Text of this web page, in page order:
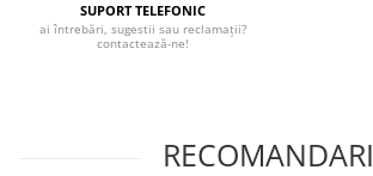
SUPORT TELEFONIC
ai întrebări, sugestii sau reclamații?
contactează-ne!
RECOMANDARI